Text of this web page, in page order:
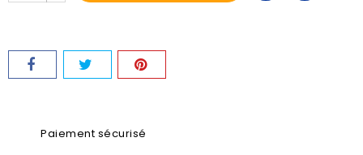
Paiement sécurisé